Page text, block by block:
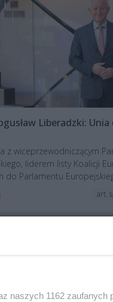
Liberadzki: Unia
z wiceprzewodniczącym
liderem listy Koalicji
do Parlamentu
art.
naszych 1162 zaufanych